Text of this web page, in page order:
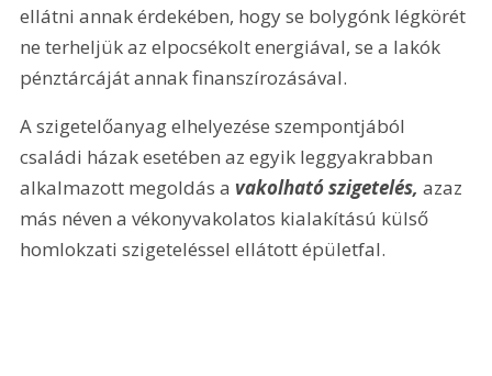
ellátni annak érdekében, hogy se bolygónk légkörét
ne terheljük az elpocsékolt energiával, se a lakók
pénztárcáját annak finanszírozásával.
A szigetelőanyag elhelyezése szempontjából
családi házak esetében az egyik leggyakrabban
alkalmazott megoldás a vakolható szigetelés, azaz
más néven a vékonyvakolatos kialakítású külső
homlokzati szigeteléssel ellátott épületfal.